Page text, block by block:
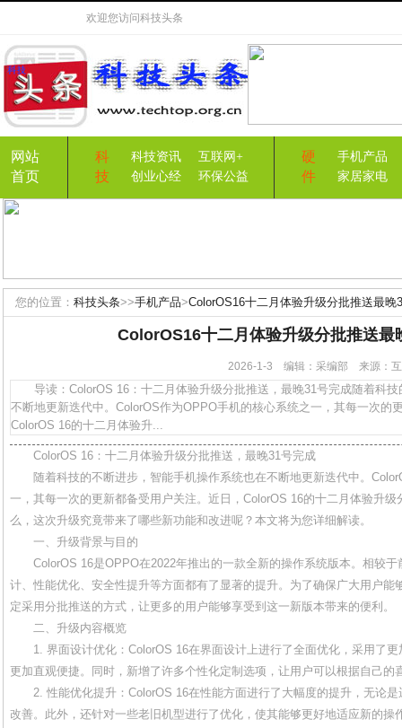
欢迎您访问科技头条
网站
首页
科
技
科技资讯
互联网+
创业心经
环保公益
硬
件
手机产品
家居家电
您的位置： 科技头条>>手机产品>ColorOS16十二月体验升级分批推送最晚
ColorOS16十二月体验升级分批推送最
2026-1-3 编辑：采编部 来源：
导读：ColorOS 16：十二月体验升级分批推送，最晚31号完成随着科技
不断地更新迭代中。ColorOS作为OPPO手机的核心系统之一，其每一次的
ColorOS 16的十二月体验升...
ColorOS 16：十二月体验升级分批推送，最晚31号完成
随着科技的不断进步，智能手机操作系统也在不断地更新迭代中。
一，其每一次的更新都备受用户关注。近日，ColorOS 16的十二月体验升
么，这次升级究竟带来了哪些新功能和改进呢？本文将为您详细解读。
一、升级背景与目的
ColorOS 16是OPPO在2022年推出的一款全新的操作系统版本。相较
计、性能优化、安全性提升等方面都有了显著的提升。为了确保广大用户能
定采用分批推送的方式，让更多的用户能够享受到这一新版本带来的便利。
二、升级内容概览
1. 界面设计优化：ColorOS 16在界面设计上进行了全面优化，采用了
更加直观便捷。同时，新增了许多个性化定制选项，让用户可以根据自己的
2. 性能优化提升：ColorOS 16在性能方面进行了大幅度的提升，无论
改善。此外，还针对一些老旧机型进行了优化，使其能够更好地适应新的操